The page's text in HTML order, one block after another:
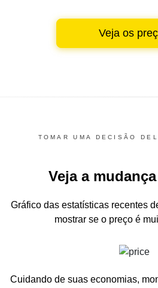
Veja os
TOMAR UMA DECISÃO
Veja a
Gráfico das estatísticas recentes
mostrar se o preço é
Cuidando de suas economias,